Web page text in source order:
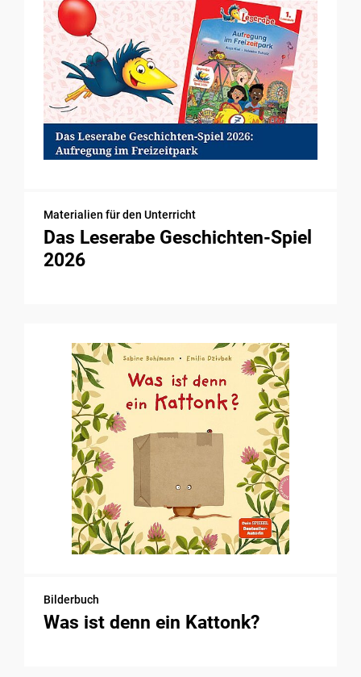
Materialien für den Unterricht
Das Leserabe Geschichten-Spiel
2026
Bilderbuch
Was ist denn ein Kattonk?